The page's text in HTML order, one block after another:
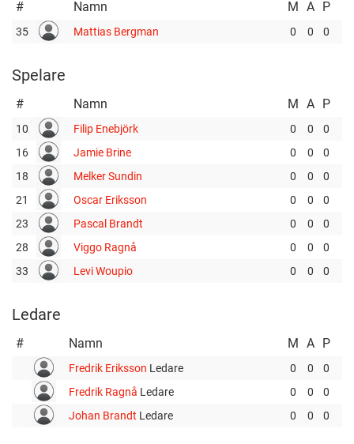
# Namn M A P
35 Mattias Bergman 0 0 0
Spelare
# Namn M A P
10 Filip Enebjörk 0 0
0
16
Jamie Brine 0 0
0
18
Melker Sundin 0 0
0
21
Oscar Eriksson 0 0
0
23
Pascal Brandt 0 0
0
28
Viggo Ragnå 0 0
0
33
Levi Woupio 0 0 0
Ledare
# Namn M A P
Fredrik Eriksson Ledare 0 0
0
Fredrik Ragnå Ledare 0 0
0
Johan Brandt Ledare 0 0 0